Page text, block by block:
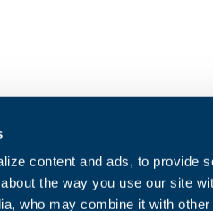
content and ads, to provide
the way you use our site
who may combine it with
Arbeiten Sie mit uns
Für indirekte